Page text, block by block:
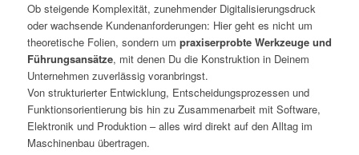
Ob steigende Komplexität, zunehmender Digitalisierungsdruck
oder wachsende Kundenanforderungen: Hier geht es nicht um
theoretische Folien, sondern um praxiserprobte Werkzeuge und
Führungsansätze, mit denen Du die Konstruktion in Deinem
Unternehmen zuverlässig voranbringst.
Von strukturierter Entwicklung, Entscheidungsprozessen und
Funktionsorientierung bis hin zu Zusammenarbeit mit Software,
Elektronik und Produktion – alles wird direkt auf den Alltag im
Maschinenbau übertragen.